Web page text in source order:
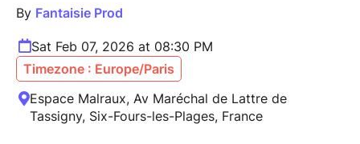
By Fantaisie Prod
Sat Feb 07, 2026 at 08:30 PM
Timezone : Europe/Paris
Espace Malraux, Av Maréchal de Lattre de
Tassigny, Six-Fours-les-Plages, France